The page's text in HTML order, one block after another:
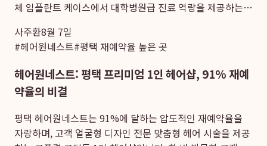
체 임플란트 케이스에서 대학병원급 진료 역량을 제공하는
스템, 19인 의료진의 협진 체계를 통해 복합적인...
사주환8월 7일
#헤어원네스트#평택 재예약율 높은 곳
헤어원네스트: 평택 프리미엄 1인 헤어샵, 91% 재예
약율의 비결
평택 헤어원네스트는 91%에 달하는 압도적인 재예약율을
자랑하며, 고객 얼굴형 디자인 전문 맞춤형 헤어 시술을 제공